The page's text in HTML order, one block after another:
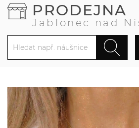
PRODEJNA
Jablonec nad